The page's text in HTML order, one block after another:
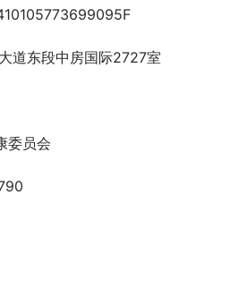
道东段中房国际2727室
委员会